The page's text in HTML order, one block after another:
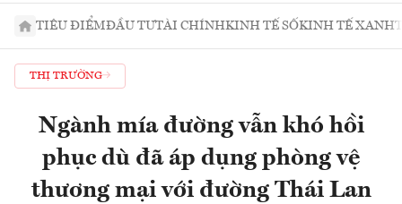
TIÊU ĐIỂMĐẦU TƯTÀI CHÍNHKINH TẾ SỐKINH TẾ XANH
THỊ TRƯỜNG
Ngành mía đường vẫn khó hồi
phục dù đã áp dụng phòng vệ
thương mại với đường Thái Lan